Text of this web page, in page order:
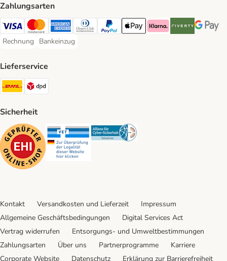
Zahlungsarten
Visa Payment Method
Mastercard Payment Method
American Express Payment Method
Diners Club Payment Method
PayPal Payment Method
Apple Pay Payment Method
Klarna Payment Method
Riverty Payment
Google
Rechnung
Rechnung Payment Method
Bankeinzug
Bankeinzug Payment Method
Lieferservice
DHL Shipping Method
Sicherheit
Security Security Security
Kontakt Versandkosten und Lieferzeit
Impressum
Allgemeine Geschäftsbedingungen
Digital Services Act
Vertrag widerrufen
Entsorgungs- und Umweltbestimmungen
Zahlungsarten
Über uns Partnerprogramme
Karriere
Corporate Website
Datenschutz Erklärung zur Barrierefreiheit